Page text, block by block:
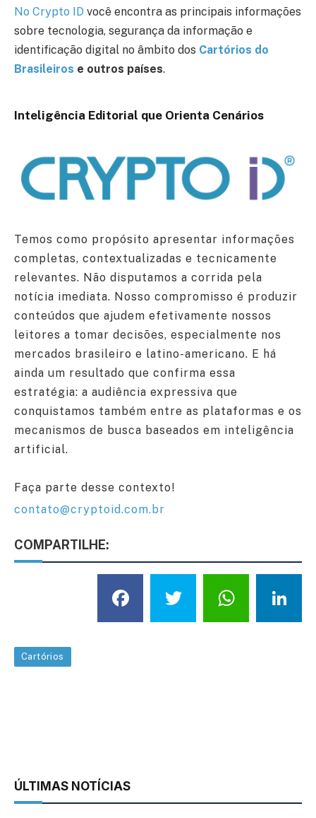
No Crypto ID você encontra as principais informações
sobre tecnologia, segurança da informação e
identificação digital no âmbito dos Cartórios do
Brasileiros e outros países.
Inteligência Editorial que Orienta Cenários
Temos como propósito apresentar informações
completas, contextualizadas e tecnicamente
relevantes. Não disputamos a corrida pela
notícia imediata. Nosso compromisso é produzir
conteúdos que ajudem efetivamente nossos
leitores a tomar decisões, especialmente nos
mercados brasileiro e latino-americano. E há
ainda um resultado que confirma essa
estratégia: a audiência expressiva que
conquistamos também entre as plataformas e os
mecanismos de busca baseados em inteligência
artificial.
Faça parte desse contexto!
contato@cryptoid.com.br
COMPARTILHE:
Facebook
Twitter
Cartórios
ÚLTIMAS NOTÍCIAS